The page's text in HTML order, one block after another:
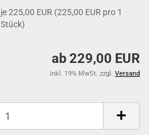
je 225,00 EUR (225,00 EUR pro 1
Stück)
ab 229,00 EUR
inkl. 19% MwSt. zzgl. Versand